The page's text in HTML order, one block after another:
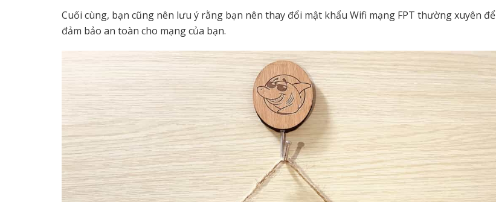
Cuối cùng, bạn cũng nên lưu ý rằng bạn nên thay đổi mật khẩu Wifi mạng FPT thường xuyên để
đảm bảo an toàn cho mạng của bạn.